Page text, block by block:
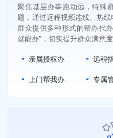
聚焦基层办事跑动远，特殊
题，通过远程视频连线、热
群众提供多种形式的帮办代
就能办”，切实提升群众满意度
亲属授权办 远程
上门帮我办 专属